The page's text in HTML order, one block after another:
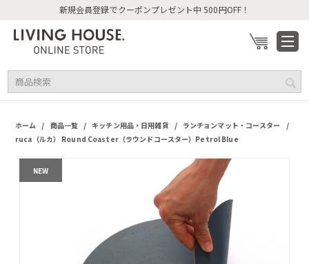
新規会員登録でクーポンプレゼント中 500円OFF！
ホーム / 商品一覧 / キッチン用品・日用雑貨 / ランチョンマット・コースター /
ruca（ルカ） Round Coaster（ラウンドコースター）Petrol Blue
NEW